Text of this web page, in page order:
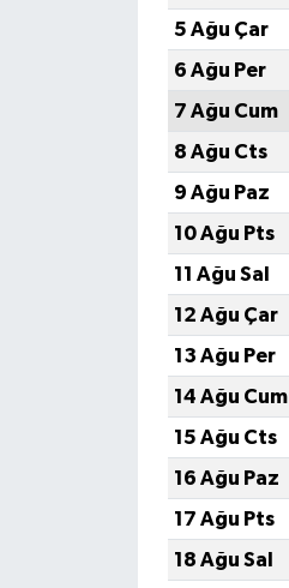
5 Ağu Çar
6 Ağu Per
7 Ağu Cum
8 Ağu Cts
9 Ağu Paz
10 Ağu Pts
11 Ağu Sal
12 Ağu Çar
13 Ağu Per
14 Ağu Cum
15 Ağu Cts
16 Ağu Paz
17 Ağu Pts
18 Ağu Sal